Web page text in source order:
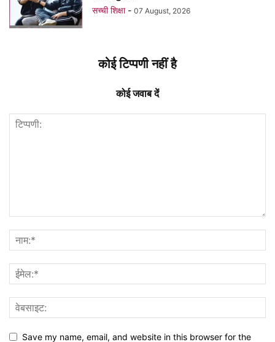
सच्ची शिक्षा - 07 August, 2026
कोई टिप्पणी नहीं है
कोई जवाब दें
Save my name, email, and website in this browser for the